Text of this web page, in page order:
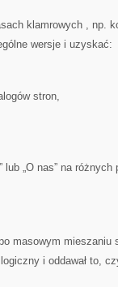
klamrowych , np.
wersje i uzyskać:
stron,
„O nas” na
masowym mieszaniu
i oddawał to,